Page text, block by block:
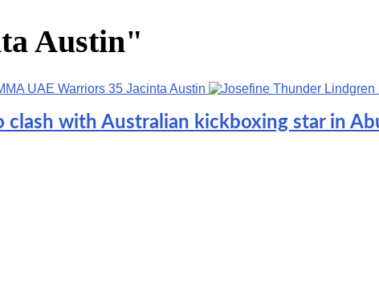
Austin"
clash with Australian kickboxing star in